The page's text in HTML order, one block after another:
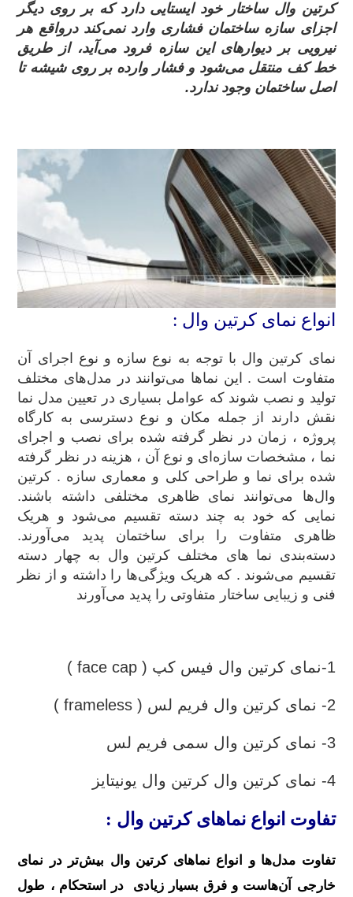
کرتین وال ساختار خود ایستایی دارد که بر روی دیگر
اجزای سازه ساختمان فشاری وارد نمی‌کند درواقع هر
نیرویی بر دیوارهای این سازه فرود می‌آید، از طریق
خط کف منتقل می‌شود و فشار وارده بر روی شیشه تا
اصل ساختمان وجود ندارد.
انواع نمای کرتین وال :
نمای کرتین وال با توجه به نوع سازه و نوع اجرای آن
متفاوت است . این نماها می‌توانند در مدل‌های مختلف
تولید و نصب شوند که عوامل بسیاری در تعیین مدل نما
نقش دارند از جمله مکان و نوع دسترسی به کارگاه
پروژه ، زمان در نظر گرفته شده برای نصب و اجرای
نما ، مشخصات سازه‌ای و نوع آن ، هزینه در نظر گرفته
شده برای نما و طراحی کلی و معماری سازه . کرتین
وال‌ها می‌توانند نمای ظاهری مختلفی داشته باشند.
نمایی که خود به چند دسته تقسیم می‌شود و هریک
ظاهری متفاوت را برای ساختمان پدید می‌آورند.
دسته‌بندی نما های مختلف کرتین وال به چهار دسته
تقسیم می‌شوند . که هریک ویژگی‌ها را داشته و از نظر
فنی و زیبایی ساختار متفاوتی را پدید می‌آورند
1-نمای کرتین وال فیس کپ ( face cap )
2- نمای کرتین وال فریم لس ( frameless )
3- نمای کرتین وال سمی فریم لس
4- نمای کرتین وال کرتین وال یونیتایز
تفاوت انواع نماهای کرتین وال :
تفاوت مدل‌ها و انواع نماهای کرتین وال بیش‌تر در نمای
خارجی آن‌هاست و فرق بسیار زیادی در استحکام ، طول